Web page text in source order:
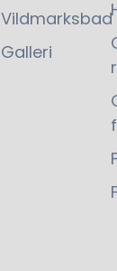
Vildmarksbad
Galleri